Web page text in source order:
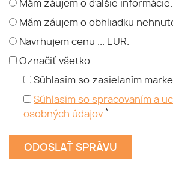
Mám záujem o ďalšie informácie.
Mám záujem o obhliadku
Navrhujem cenu ... EUR.
Označiť všetko
Súhlasím so zasielaním
Súhlasím so spracovaním a
osobných údajov *